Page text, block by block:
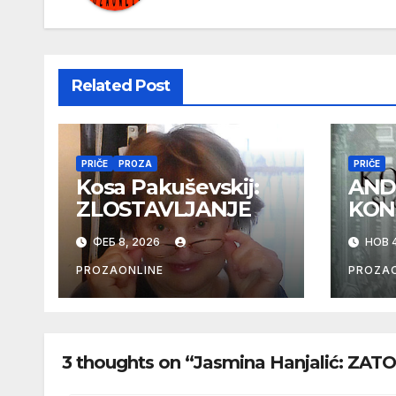
Related Post
PRIČE PROZA
Kosa Pakuševskij:
ZLOSTAVLJANJE
ФЕБ 8, 2026
PROZAONLINE
PRIČE
НОВ
3 thoughts on “Jasmina Hanjalić: